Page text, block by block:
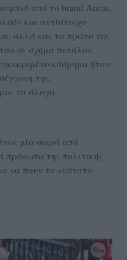
από το brand Ancar,
και αντίστοιχο
, αλλά και το πρώτο της
σε σχήμα πετάλου.
κόσμημα ήταν
της,
τα άλογα.
μία σειρά από
πρόσωπα της πολιτικής
να πουν το «ύστατο